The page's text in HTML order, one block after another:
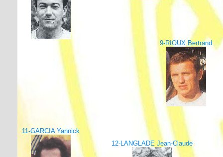
9-RIOUX Bertrand
11-GARCIA Yannick
12-LANGLADE Jean-Claude